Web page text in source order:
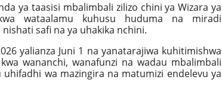
ya taasisi mbalimbali zilizo chini ya Wizara ya
wataalamu kuhusu huduma na miradi
safi na ya uhakika nchini.
yalianza Juni 1 na yanatarajiwa kuhitimishwa
wananchi, wanafunzi na wadau mbalimbali
wa mazingira na matumizi endelevu ya